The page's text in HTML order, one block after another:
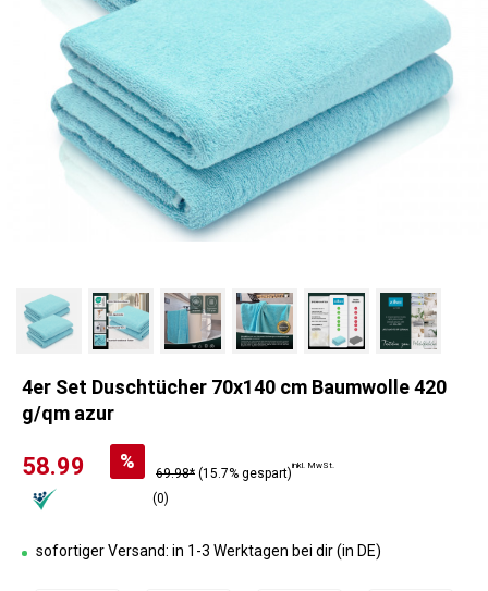
4er Set Duschtücher 70x140 cm Baumwolle 420
g/qm azur
58.99 %
69.98* (15.7% gespart)
inkl. MwSt.
(0)
sofortiger Versand: in 1-3 Werktagen bei dir (in DE)